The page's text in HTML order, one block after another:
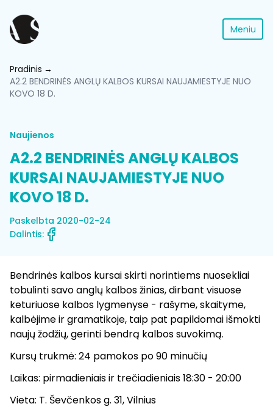
Meniu
Pradinis
A2.2 BENDRINĖS ANGLŲ KALBOS KURSAI NAUJAMIESTYJE NUO
KOVO 18 D.
Naujienos
A2.2 BENDRINĖS ANGLŲ KALBOS
KURSAI NAUJAMIESTYJE NUO
KOVO 18 D.
Paskelbta 2020-02-24
Dalintis:
Bendrinės kalbos kursai skirti norintiems nuosekliai
tobulinti savo anglų kalbos žinias, dirbant visuose
keturiuose kalbos lygmenyse - rašyme, skaityme,
kalbėjime ir gramatikoje, taip pat papildomai išmokti
naujų žodžių, gerinti bendrą kalbos suvokimą.
Kursų trukmė: 24 pamokos po 90 minučių
Laikas: pirmadieniais ir trečiadieniais 18:30 - 20:00
Vieta: T. Ševčenkos g. 31, Vilnius